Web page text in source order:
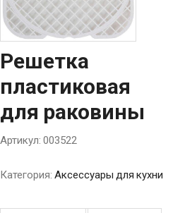
Решетка
пластиковая
для раковины
Артикул: 003522
Категория: Аксессуары для кухни